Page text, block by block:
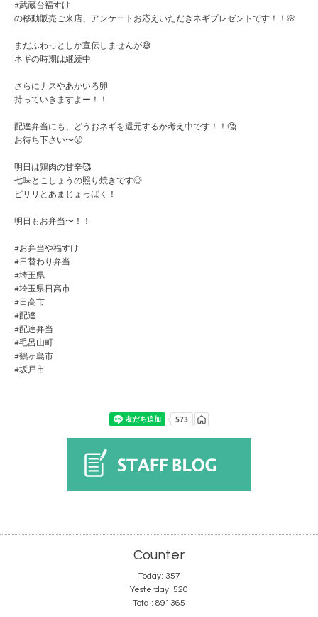
#武蔵台福すけ
の移動販売ご来店、アンケートお応えいただきネギプレゼントです！！🌸
まだふわっとしか宣伝しませんが😅
ネギの時期は継続中
さらにナスやあかいろ卵
持っていきますよー！！
配達弁当にも、どうおネギを還元するか考え中です！！🤔
お待ち下さい〜😤
明日は鶏肉の甘辛🥰
七味とこしょうの照り焼きです◎
ピリリとあまじょっぱく！
明日もお弁当〜！！
#お弁当や福すけ
#日替わり弁当
#埼玉県
#埼玉県日高市
#日高市
#配達
#配達弁当
#毛呂山町
#鶴ヶ島市
#坂戸市
Counter
Today: 357
Yesterday: 520
Total: 891365